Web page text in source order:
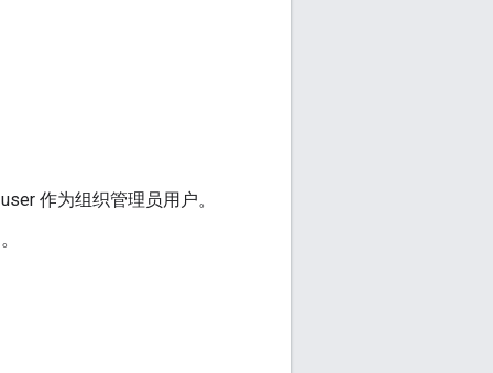
作为组织管理员用户。